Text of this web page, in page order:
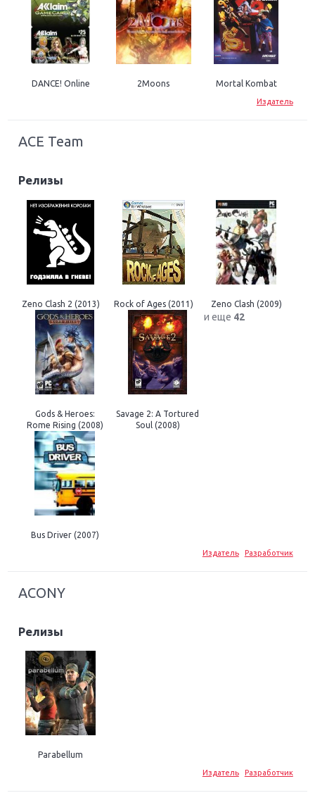
DANCE! Online 2Moons Mortal Kombat
Издатель
ACE Team
Релизы
Zeno Clash 2 (2013) Rock of Ages (2011) Zeno Clash (2009)
Gods & Heroes:
Rome Rising (2008)
Savage 2: A Tortured
Soul (2008)
Bus Driver (2007)
и еще 42
Издатель Разработчик
ACONY
Релизы
Parabellum
Издатель Разработчик